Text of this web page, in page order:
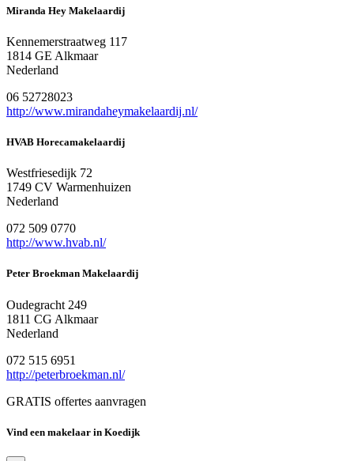
Miranda Hey Makelaardij
Kennemerstraatweg 117
1814 GE Alkmaar
Nederland
06 52728023
http://www.mirandaheymakelaardij.nl/
HVAB Horecamakelaardij
Westfriesedijk 72
1749 CV Warmenhuizen
Nederland
072 509 0770
http://www.hvab.nl/
Peter Broekman Makelaardij
Oudegracht 249
1811 CG Alkmaar
Nederland
072 515 6951
http://peterbroekman.nl/
GRATIS offertes aanvragen
Vind een makelaar in Koedijk